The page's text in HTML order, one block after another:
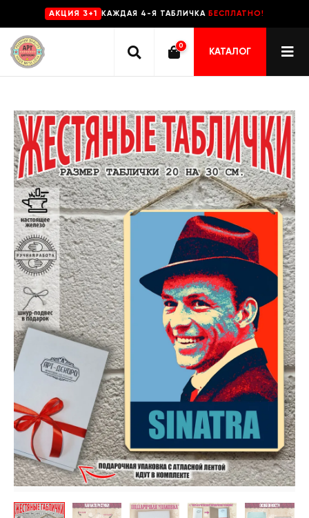
AKЦИЯ 3+1 КАЖДАЯ 4-Я ТАБЛИЧКА БЕСПЛАТНО!
0
КАТАЛОГ